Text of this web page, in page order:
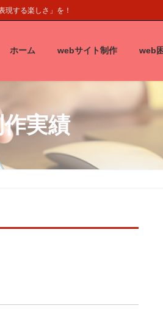
現する楽しさ」を！
ホーム webサイト制作 web
実績